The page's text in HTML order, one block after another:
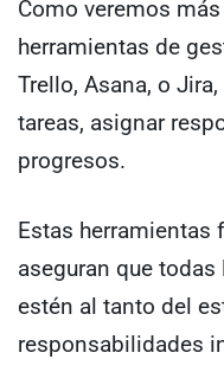
Como veremos
herramientas de
Trello, Asana, o
tareas, asignar
progresos.
Estas
aseguran que
estén al tanto del
responsabilidades